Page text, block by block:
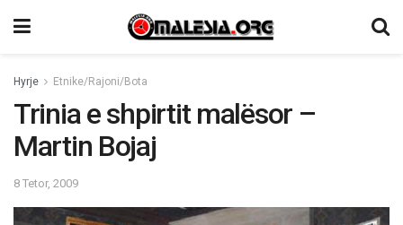
Hyrje Etnike/Rajoni/Bota
Trinia e shpirtit malësor –
Martin Bojaj
8 Tetor, 2009